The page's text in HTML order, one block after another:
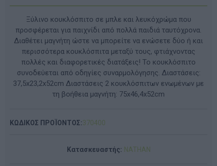
Ξύλινο κουκλόσπιτο σε μπλε και λευκόχρώμα που
προσφέρεται για παιχνίδι από πολλά παιδιά ταυτόχρονα.
Διαθέτει μαγνήτη ώστε να μπορείτε να ενώσετε δύο ή και
περισσότερα κουκλόσπιτα μεταξύ τους, φτιάχνοντας
πολλές και διαφορετικές διατάξεις! Το κουκλόσπιτο
συνοδεύεται από οδηγίες συναρμολόγησης. Διαστάσεις:
37,5x23,2x52cm Διαστάσεις 2 κουκλόσπιτων ενωμένων με
τη βοήθεια μαγνήτη: 75x46,4x52cm
ΚΩΔΙΚΟΣ ΠΡΟΪΟΝΤΟΣ:370400
Κατασκευαστής: NATHAN